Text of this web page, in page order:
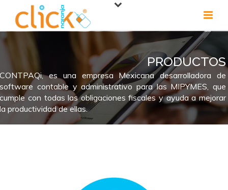
PRODUCTOS
CONTPAQi, es una empresa Mexicana desarrolladora de
software contable y administrativo para las MIPYMES, que
cumple con todas las obligaciones fiscales y ayuda a mejorar
la productividad de ellas.